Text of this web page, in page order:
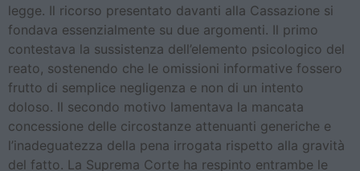
legge. Il ricorso presentato davanti alla Cassazione si
fondava essenzialmente su due argomenti. Il primo
contestava la sussistenza dell’elemento psicologico del
reato, sostenendo che le omissioni informative fossero
frutto di semplice negligenza e non di un intento
doloso. Il secondo motivo lamentava la mancata
concessione delle circostanze attenuanti generiche e
l’inadeguatezza della pena irrogata rispetto alla gravità
del fatto. La Suprema Corte ha respinto entrambe le